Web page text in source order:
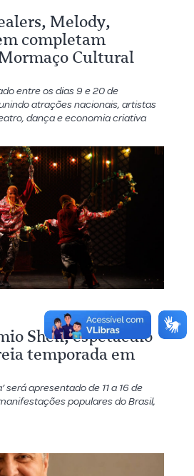
Melody,
completam
Cultural
entre os dias 9 e 20 de
atrações nacionais, artistas
dança e economia criativa
Shell, espetáculo
temporada em
será apresentado de 11 a 16 de
populares do Brasil,